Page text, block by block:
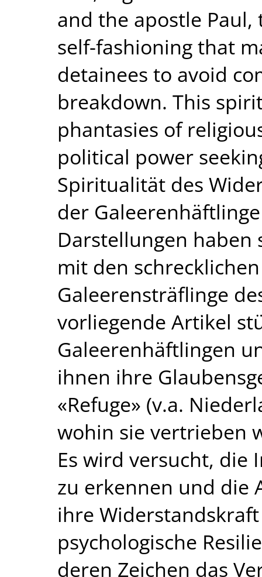
and the apostle
self-fashioning that
detainees to avoid
breakdown. This
phantasies of
political power
Spiritualität des
der
Darstellungen haben
mit den
Galeerensträflinge
vorliegende Artikel
Galeerenhäftlingen
ihnen ihre
«Refuge» (v.a.
wohin sie vertrieben
Es wird versucht, die
zu erkennen und die
ihre
psychologische
deren Zeichen das